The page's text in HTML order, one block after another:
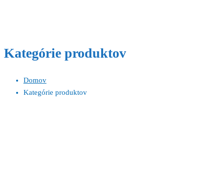
Kategórie produktov
Domov
Kategórie produktov